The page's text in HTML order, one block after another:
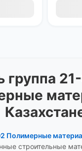
группа
Полимерные
строительные